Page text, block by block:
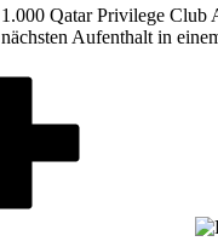
1.000 Qatar Privilege Club
nächsten Aufenthalt in